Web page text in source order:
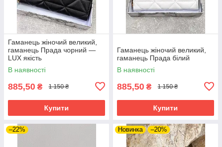
Гаманець жіночий великий,
гаманець Прада чорний —
LUX якість
В наявності
885,50 ₴ 1 150 ₴
Купити
Гаманець жіночий великий,
гаманець Прада білий
В наявності
885,50 ₴ 1 150 ₴
Купити
–22% Новинка –20%